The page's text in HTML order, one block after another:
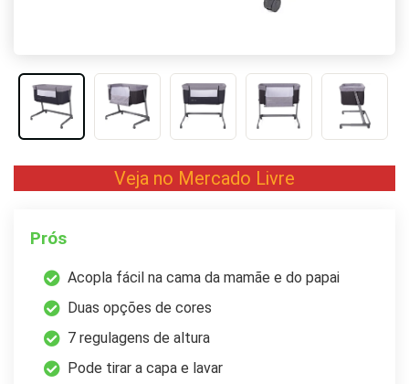
Veja no Mercado Livre
Prós
Acopla fácil na cama da mamãe e do papai
Duas opções de cores
7 regulagens de altura
Pode tirar a capa e lavar